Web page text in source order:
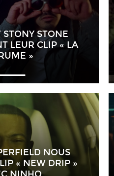
STONE
LEUR CLIP « LA
»
NOUS
« NEW DRIP »